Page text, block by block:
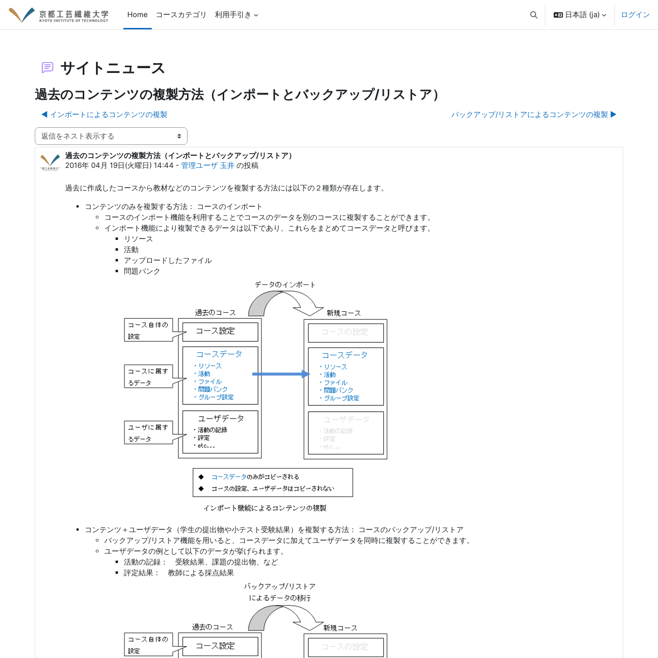
Home
コースカテゴリ 利用手引き 検索入力に切り替える
日本語 ‎(ja)‎ ログイン
サイトニュース
過去のコンテンツの複製方法（インポートとバックアップ/リストア）
◀︎ インポートによるコンテンツの複製
バックアップ/リストアによるコンテンツの複製 ▶︎
表示モード
過去のコンテンツの複製方法（インポートとバックアップ/リストア）
2016年 04月 19日(火曜日) 14:44 - 管理ユーザ 玉井 の投稿
返信数: 0
過去に作成したコースから教材などのコンテンツを複製する方法には以下の２種類が存在します。
コンテンツのみを複製する方法： コースのインポート
コースのインポート機能を利用することでコースのデータを別のコースに複製することができます。
インポート機能により複製できるデータは以下であり、これらをまとめてコースデータと呼びます。
リソース
活動
アップロードしたファイル
問題バンク
コンテンツ＋ユーザデータ（学生の提出物や小テスト受験結果）を複製する方法： コースのバックアップ/リストア
バックアップ/リストア機能を用いると、コースデータに加えてユーザデータを同時に複製することができます。
ユーザデータの例として以下のデータが挙げられます。
活動の記録： 受験結果、課題の提出物、など
評定結果： 教師による採点結果